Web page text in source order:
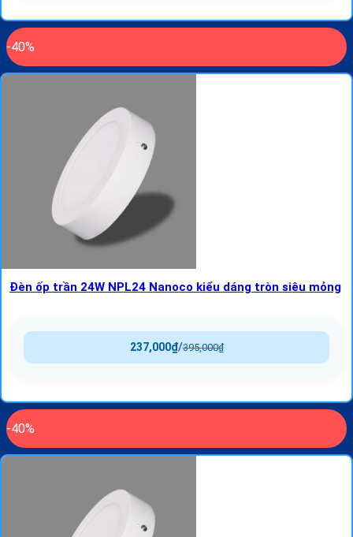
-40%
Đèn ốp trần 24W NPL24 Nanoco kiểu dáng tròn siêu mỏng
395,000₫
/
237,000₫
-40%